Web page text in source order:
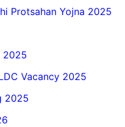
Protsahan Yojna 2025
2025
Vacancy 2025
2025